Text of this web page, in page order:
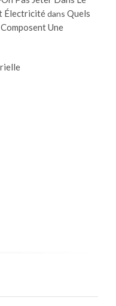
Électricitédans Quels
Une